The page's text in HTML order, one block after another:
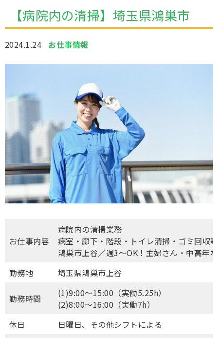
【病院内の清掃】埼玉県鴻巣市
2024.1.24 お仕事情報
お仕事内容
病院内の清掃業務
病室・廊下・階段・トイレ清掃・ゴミ回収等
鴻巣市上谷／週3～OK！主婦さん・中高年
勤務地
埼玉県鴻巣市上谷
勤務時間
(1)9:00～15:00（実働5.25h）
(2)8:00～16:00（実働7h）
休日
日曜日、その他シフトによる